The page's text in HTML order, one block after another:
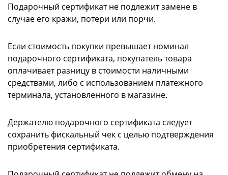
Подарочный сертификат не подлежит замене в
случае его кражи, потери или порчи.
Если стоимость покупки превышает номинал
подарочного сертификата, покупатель товара
оплачивает разницу в стоимости наличными
средствами, либо с использованием платежного
терминала, установленного в магазине.
Держателю подарочного сертификата следует
сохранить фискальный чек с целью подтверждения
приобретения сертификата.